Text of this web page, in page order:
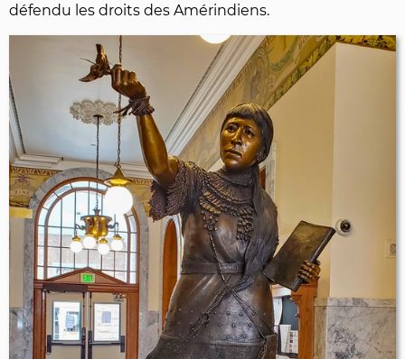
défendu les droits des Amérindiens.